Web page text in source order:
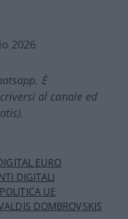
2026
È
al canale ed
EURO
DIGITALI
UE
DOMBROVSKIS